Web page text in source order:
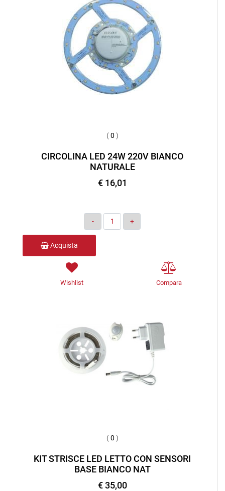
(0 )
CIRCOLINA LED 24W 220V BIANCO
NATURALE
€ 16,01
Quantità
Acquista
Wishlist Compara
(0 )
KIT STRISCE LED LETTO CON SENSORI
BASE BIANCO NAT
€ 35,00